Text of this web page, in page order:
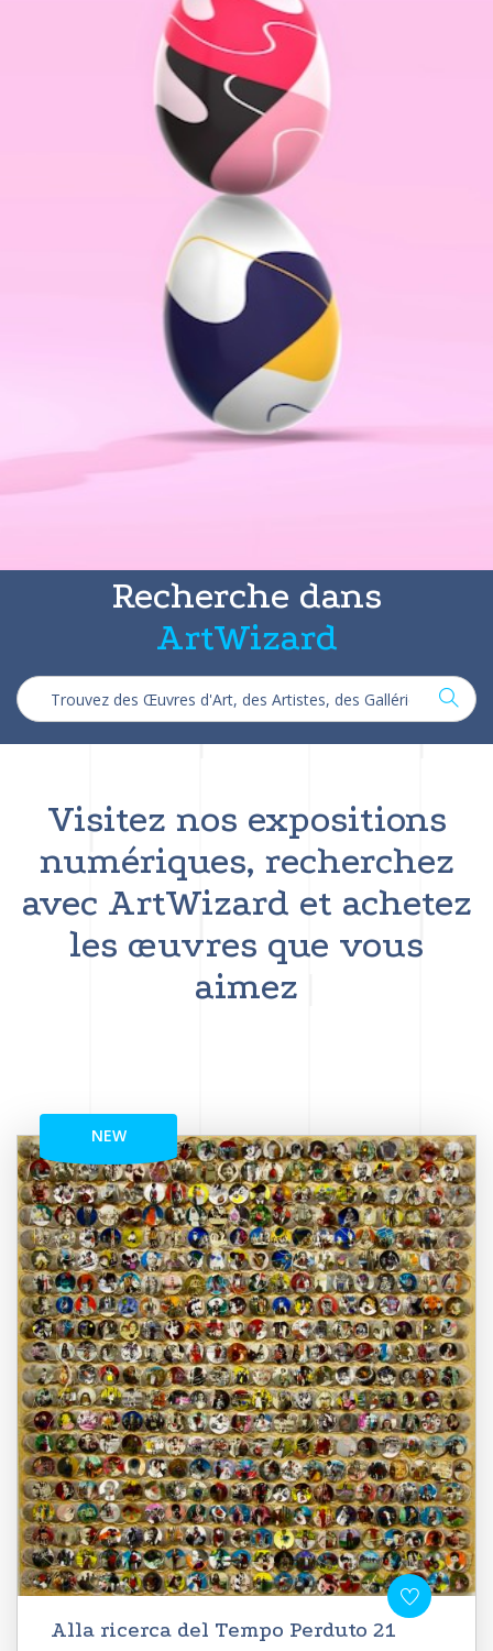
Recherche dans
ArtWizard
Visitez nos expositions
numériques, recherchez
avec ArtWizard et achetez
les œuvres que vous
aimez
NEW
Alla ricerca del Tempo Perduto 21